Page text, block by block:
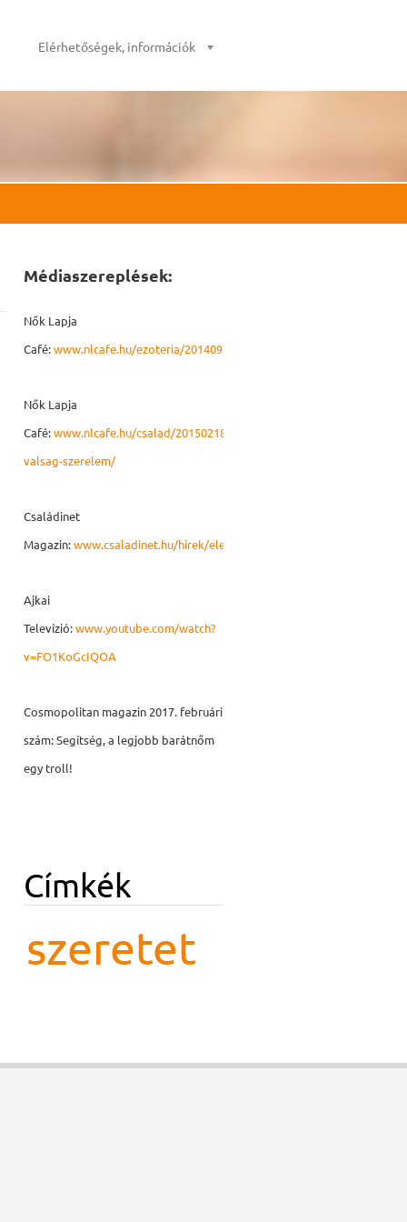
Elérhetőségek, információk
Médiaszereplések:
Nők Lapja
Café:www.nlcafe.hu/ezoteria/20140926/mmegbocsatas/
Nők Lapja
Café:www.nlcafe.hu/csalad/20150218/hazassag-
valsag-szerelem/
Családinet
Magazin:www.csaladinet.hu/hirek/eletmod/egeszseg/22158/
Ajkai
Televízió:www.youtube.com/watch?
v=FO1KoGcIQOA
Cosmopolitan magazin 2017. februári
szám: Segítség, a legjobb barátnőm
egy troll!
Címkék
szeretet